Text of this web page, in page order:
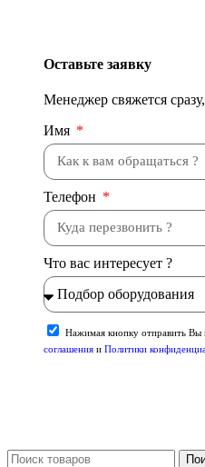
Оставьте заявку
Менеджер свяжется
Имя
Телефон
Что вас интересует ?
Нажимая кнопку отправить Вы
соглашения и Политики